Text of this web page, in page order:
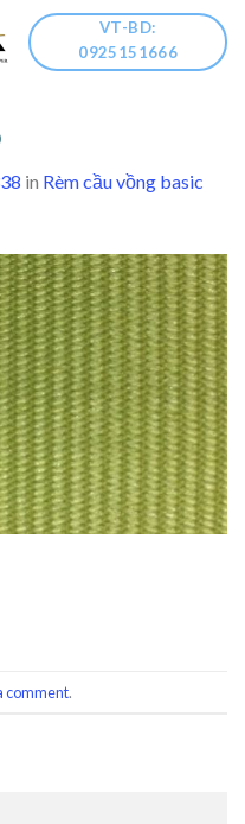
VT-BD:
0925151666
in Rèm cầu vồng basic
comment.